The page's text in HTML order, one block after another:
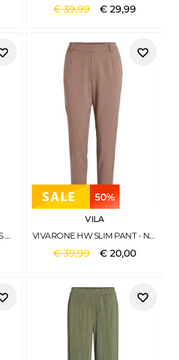
€39,99 € 29,99
VIKAMMA HW PANT - NOOS BLACK
50%
VILA
VIVARONE HW SLIM PANT - NOOS BROWN LENTIL
€39,99 € 20,00